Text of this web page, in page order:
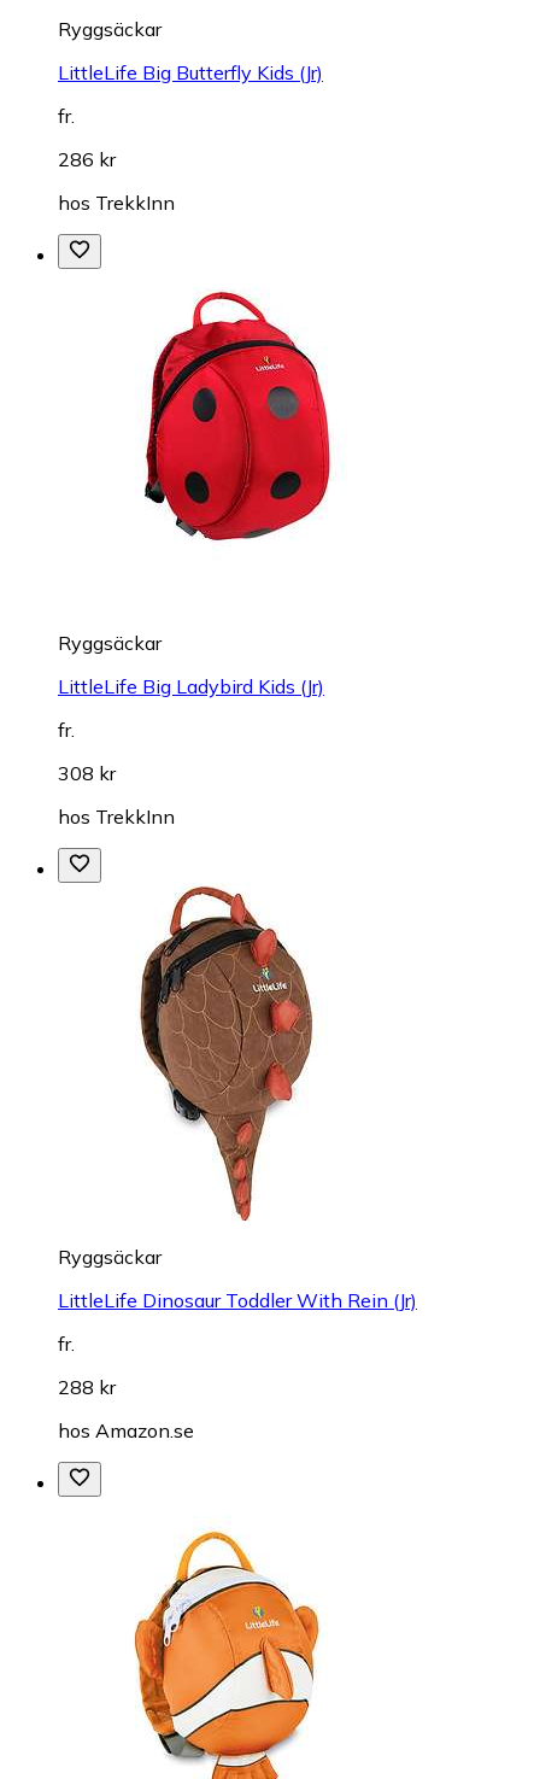
Ryggsäckar
LittleLife Big Butterfly Kids (Jr)
fr.
286 kr
hos TrekkInn
Ryggsäckar
LittleLife Big Ladybird Kids (Jr)
fr.
308 kr
hos TrekkInn
Ryggsäckar
LittleLife Dinosaur Toddler With Rein (Jr)
fr.
288 kr
hos Amazon.se